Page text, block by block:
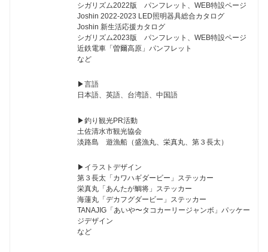
シガリズム2022版 パンフレット、WEB特設ページ
Joshin 2022-2023 LED照明器具総合カタログ
Joshin 新生活応援カタログ
シガリズム2023版 パンフレット、WEB特設ページ
近鉄電車「曽爾高原」パンフレット
など
▶︎言語
日本語、英語、台湾語、中国語
▶︎釣り観光PR活動
土佐清水市観光協会
淡路島 遊漁船（盛漁丸、栄真丸、第３長太）
▶︎イラストデザイン
第３長太「カワハギダービー」ステッカー
栄真丸「あんたが鯛将」ステッカー
海蓮丸「デカフグダービー」ステッカー
TANAJIG「あいや〜タコカーリージャンボ」パッケー
ジデザイン
など